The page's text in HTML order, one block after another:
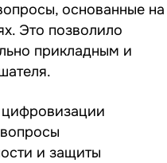
основанные на
Это позволило
прикладным и
цифровизации
и защиты